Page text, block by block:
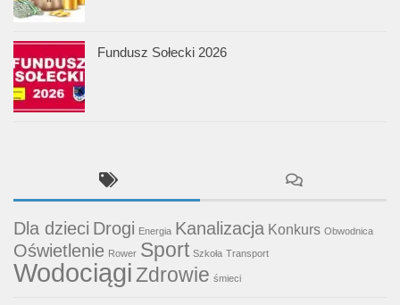
Fundusz Sołecki 2026
Dla dzieci Drogi Energia Kanalizacja Konkurs Obwodnica
Oświetlenie Rower Sport Szkoła Transport
WodociągiZdrowie śmieci